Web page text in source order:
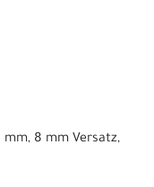
8 mm Versatz,